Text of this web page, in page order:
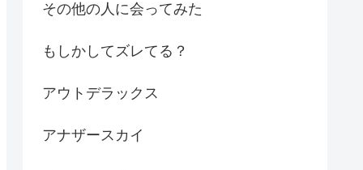
その他の人に会ってみた
もしかしてズレてる？
アウトデラックス
アナザースカイ